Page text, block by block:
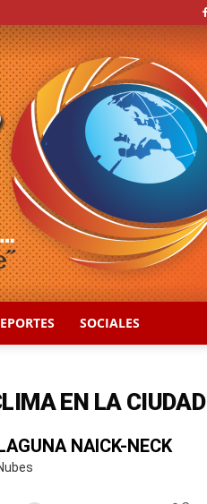
SOCIALES
EN LA CIUDAD
NAICK-NECK